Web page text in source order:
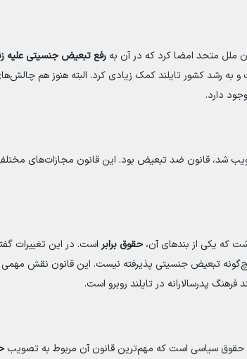
رفع تبعیض جنسیتی علیه
رشد کشور تایلند کمک زیادی کرد. البته هنوز هم
دارد.
شد، قانون ضد تبعیض بود. این قانون مجازات‌های
حقوق برابر است. در این تغییرات
تبعیض جنسیتی پذیرفته نیست. این قانون نقش
پدرسالارانه در تایلند روبرو است.
به حقوق سیاسی است که مهم‌ترین قانون آن مربوط به تصویب